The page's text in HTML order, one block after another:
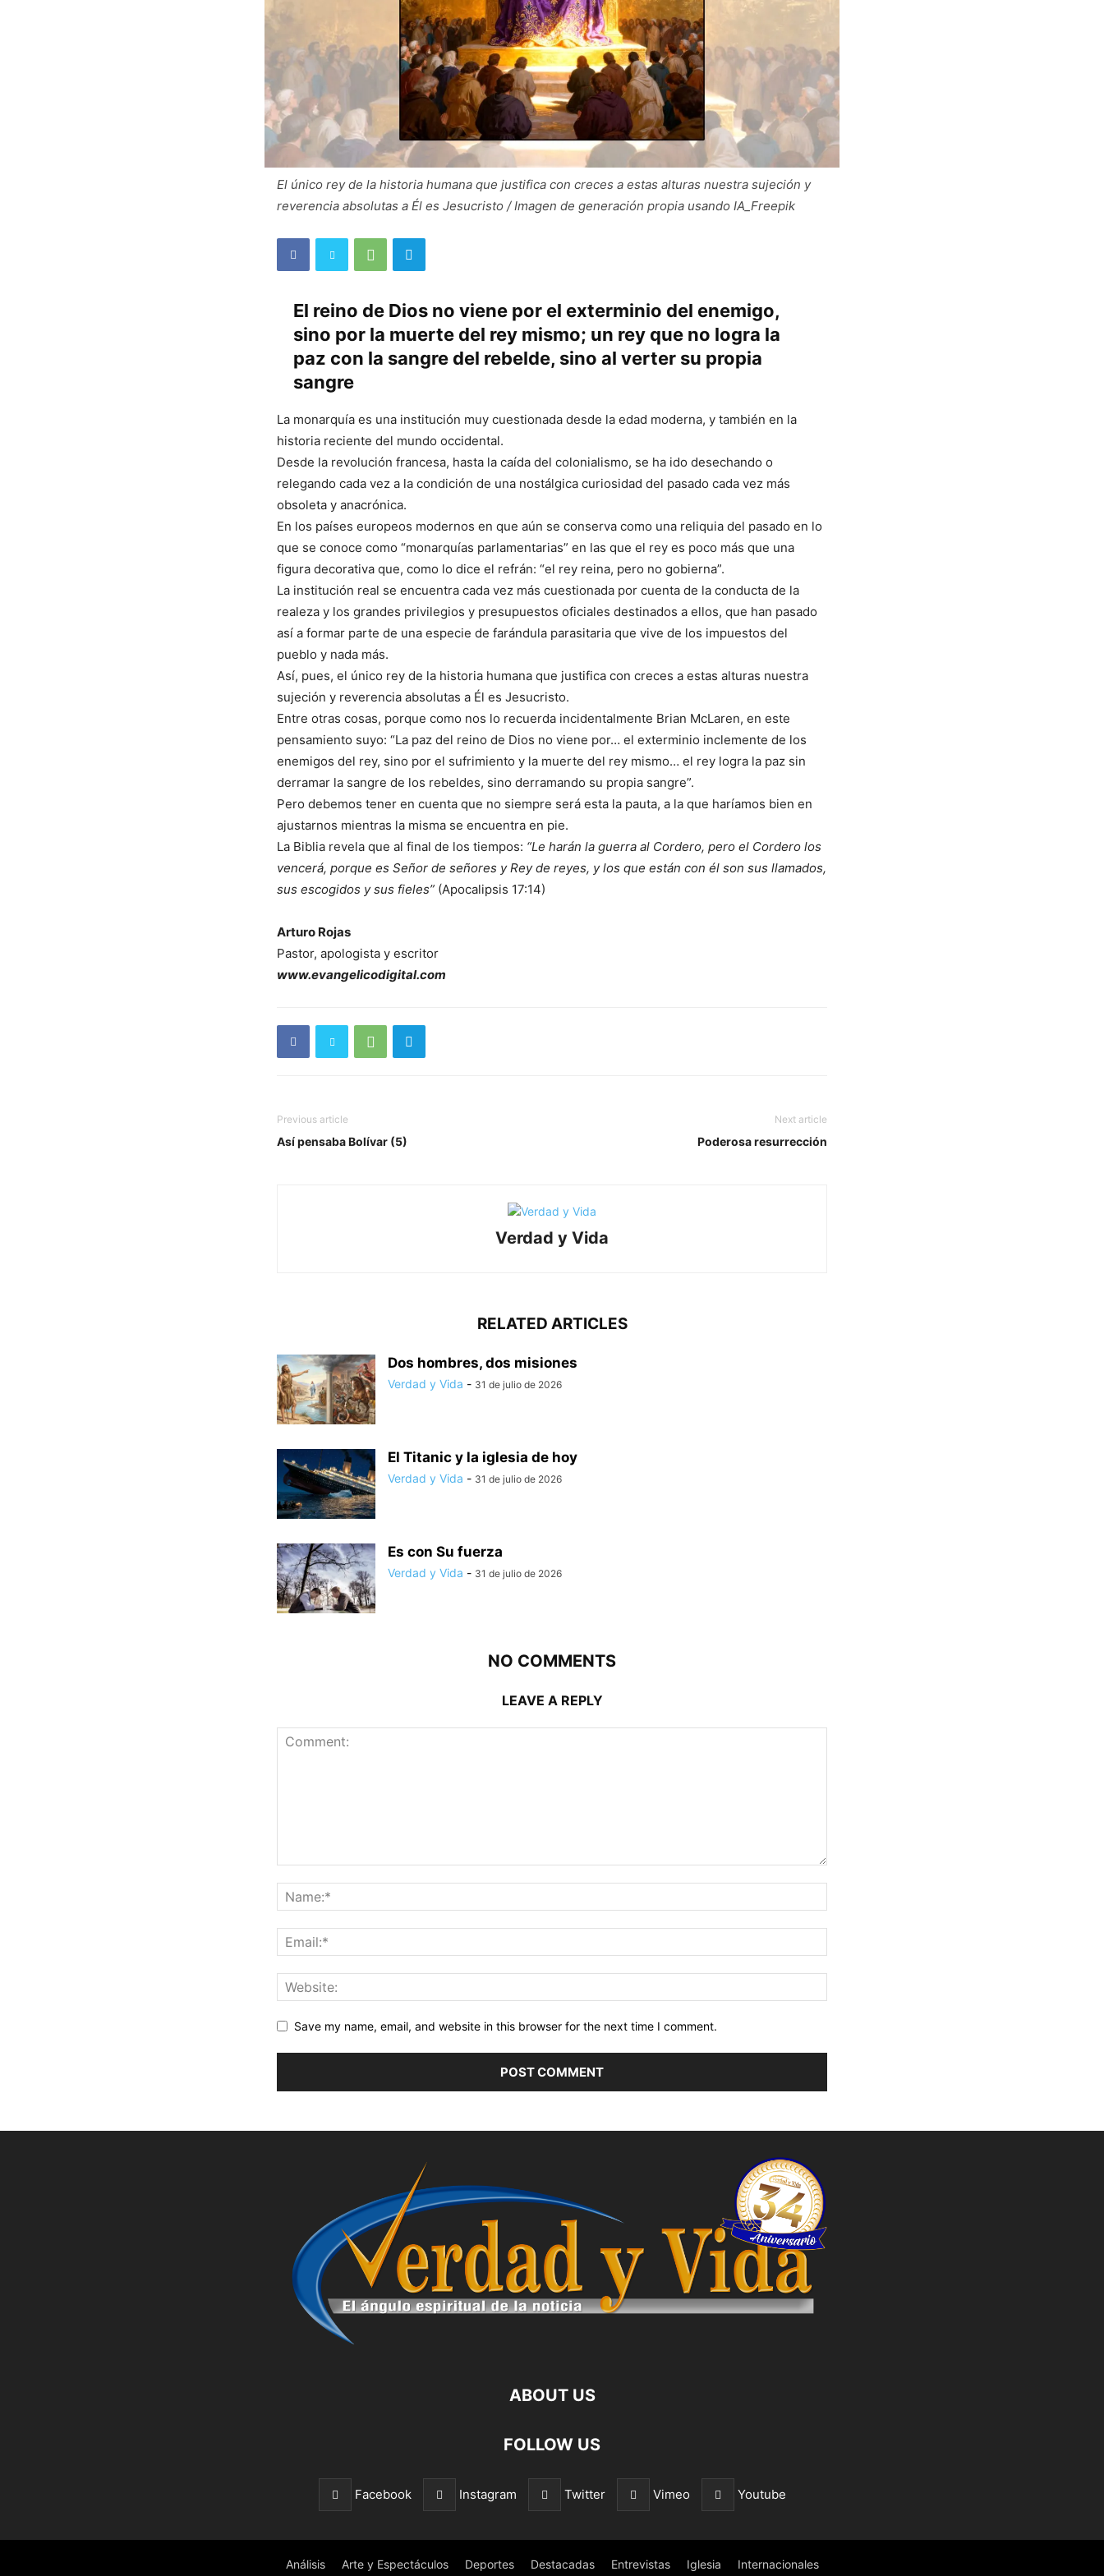
El único rey de la historia humana que justifica con creces a estas alturas nuestra sujeción y
reverencia absolutas a Él es Jesucristo / Imagen de generación propia usando IA_Freepik
El reino de Dios no viene por el exterminio del enemigo,
sino por la muerte del rey mismo; un rey que no logra la
paz con la sangre del rebelde, sino al verter su propia
sangre
La monarquía es una institución muy cuestionada desde la edad moderna, y también en la
historia reciente del mundo occidental.
Desde la revolución francesa, hasta la caída del colonialismo, se ha ido desechando o
relegando cada vez a la condición de una nostálgica curiosidad del pasado cada vez más
obsoleta y anacrónica.
En los países europeos modernos en que aún se conserva como una reliquia del pasado en lo
que se conoce como “monarquías parlamentarias” en las que el rey es poco más que una
figura decorativa que, como lo dice el refrán: “el rey reina, pero no gobierna”.
La institución real se encuentra cada vez más cuestionada por cuenta de la conducta de la
realeza y los grandes privilegios y presupuestos oficiales destinados a ellos, que han pasado
así a formar parte de una especie de farándula parasitaria que vive de los impuestos del
pueblo y nada más.
Así, pues, el único rey de la historia humana que justifica con creces a estas alturas nuestra
sujeción y reverencia absolutas a Él es Jesucristo.
Entre otras cosas, porque como nos lo recuerda incidentalmente Brian McLaren, en este
pensamiento suyo: “La paz del reino de Dios no viene por… el exterminio inclemente de los
enemigos del rey, sino por el sufrimiento y la muerte del rey mismo… el rey logra la paz sin
derramar la sangre de los rebeldes, sino derramando su propia sangre”.
Pero debemos tener en cuenta que no siempre será esta la pauta, a la que haríamos bien en
ajustarnos mientras la misma se encuentra en pie.
La Biblia revela que al final de los tiempos: “Le harán la guerra al Cordero, pero el Cordero los
vencerá, porque es Señor de señores y Rey de reyes, y los que están con él son sus llamados,
sus escogidos y sus fieles” (Apocalipsis 17:14)
Arturo Rojas
Pastor, apologista y escritor
www.evangelicodigital.com
Previous article
Así pensaba Bolívar (5)
Next article
Poderosa resurrección
Verdad y Vida
RELATED ARTICLES
Dos hombres, dos misiones
Verdad y Vida - 31 de julio de 2026
El Titanic y la iglesia de hoy
Verdad y Vida - 31 de julio de 2026
Es con Su fuerza
Verdad y Vida - 31 de julio de 2026
NO COMMENTS
LEAVE A REPLY
Save my name, email, and website in this browser for the next time I comment.
ABOUT US
FOLLOW US
Facebook Instagram Twitter Vimeo Youtube
Análisis Arte y Espectáculos Deportes Destacadas Entrevistas Iglesia Internacionales